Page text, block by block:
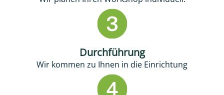
Durchführung
Wir kommen zu Ihnen in die Einrichtung